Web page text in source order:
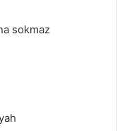
sokmaz